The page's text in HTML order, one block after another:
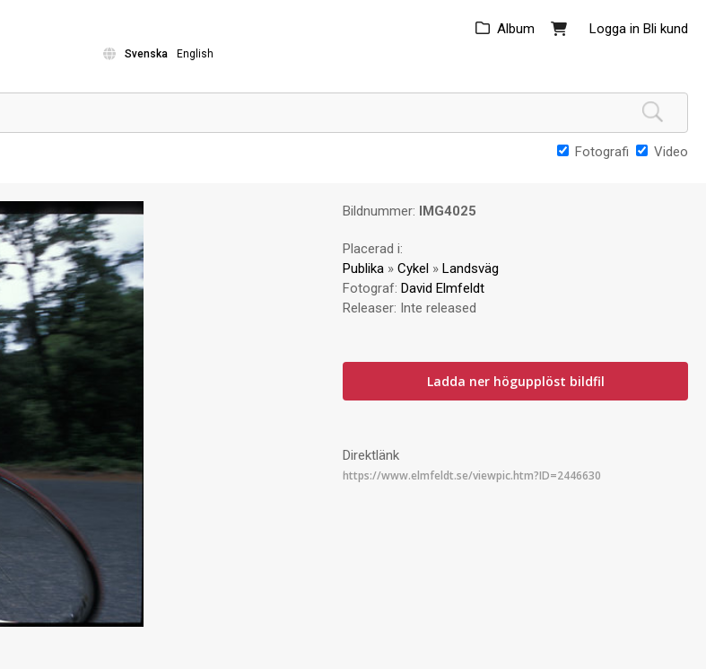
Logga in Bli kund
Album
Svenska English
Fotografi Video
Bildnummer: IMG4025
Placerad i:
Publika »Cykel »Landsväg
Fotograf:David Elmfeldt
Releaser: Inte released
Ladda ner högupplöst bildfil
Direktlänk